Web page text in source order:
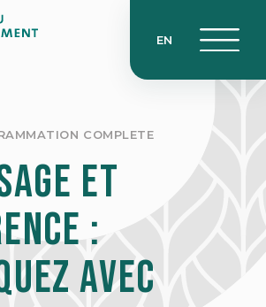
EN
COMPLETE
et
:
avec